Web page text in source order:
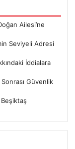
Ailesi’ne
Seviyeli Adresi
İddialara
Güvenlik